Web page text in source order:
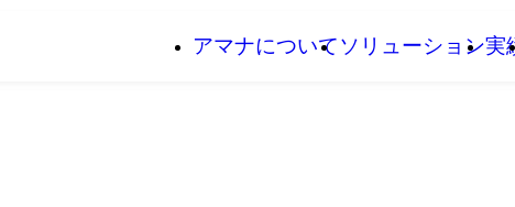
アマナについてソリューション実